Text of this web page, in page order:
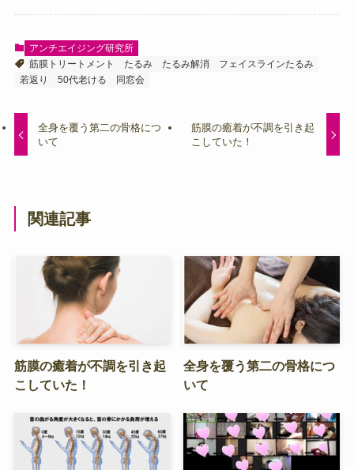
アンチエイジング研究所
筋膜トリートメント
たるみ たるみ解消
フェイスラインたるみ
若返り
50代老ける 同窓会
全身を覆う第二の骨格につ
いて
筋膜の癒着が不調を引き起
こしていた！
関連記事
筋膜の癒着が不調を引き起
こしていた！
全身を覆う第二の骨格につ
いて